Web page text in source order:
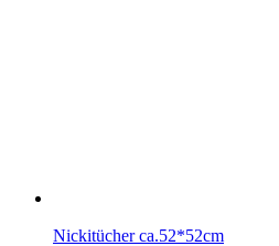
Nickitücher ca.52*52cm